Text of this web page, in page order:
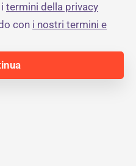
termini della privacy
con i nostri termini e